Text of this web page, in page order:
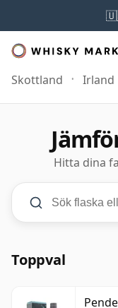
Skottland Irland
Hitta dina
Sökning och filter
Sök flaska eller
PRIS kr0–
Toppval